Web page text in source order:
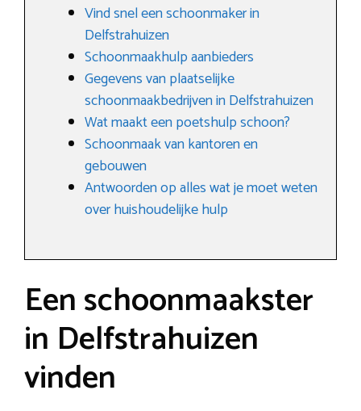
Vind snel een schoonmaker in
Delfstrahuizen
Schoonmaakhulp aanbieders
Gegevens van plaatselijke
schoonmaakbedrijven in Delfstrahuizen
Wat maakt een poetshulp schoon?
Schoonmaak van kantoren en
gebouwen
Antwoorden op alles wat je moet weten
over huishoudelijke hulp
Een schoonmaakster
in Delfstrahuizen
vinden